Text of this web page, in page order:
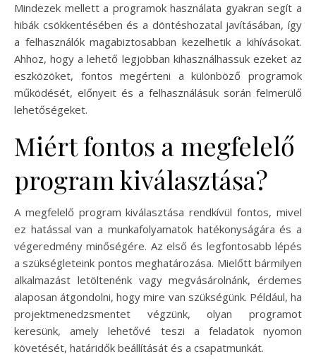
Mindezek mellett a programok használata gyakran segít a
hibák csökkentésében és a döntéshozatal javításában, így
a felhasználók magabiztosabban kezelhetik a kihívásokat.
Ahhoz, hogy a lehető legjobban kihasználhassuk ezeket az
eszközöket, fontos megérteni a különböző programok
működését, előnyeit és a felhasználásuk során felmerülő
lehetőségeket.
Miért fontos a megfelelő
program kiválasztása?
A megfelelő program kiválasztása rendkívül fontos, mivel
ez hatással van a munkafolyamatok hatékonyságára és a
végeredmény minőségére. Az első és legfontosabb lépés
a szükségleteink pontos meghatározása. Mielőtt bármilyen
alkalmazást letöltenénk vagy megvásárolnánk, érdemes
alaposan átgondolni, hogy mire van szükségünk. Például, ha
projektmenedzsmentet végzünk, olyan programot
keresünk, amely lehetővé teszi a feladatok nyomon
követését, határidők beállítását és a csapatmunkát.